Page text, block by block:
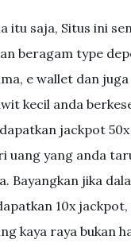
itu saja, Situs ini
beragam type
e wallet dan juga
kecil anda
jackpot
uang yang anda
Bayangkan jika
10x
kaya raya bukan